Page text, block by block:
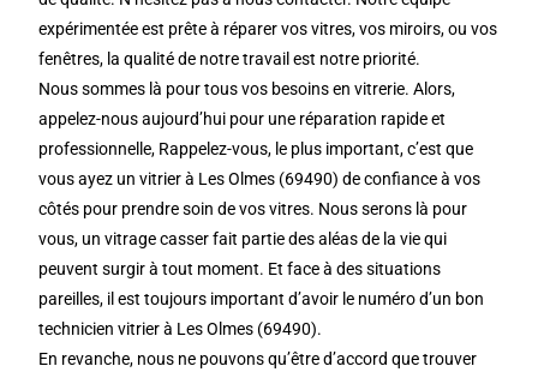
expérimentée est prête à réparer vos vitres, vos miroirs, ou vos
fenêtres, la qualité de notre travail est notre priorité.
Nous sommes là pour tous vos besoins en vitrerie. Alors,
appelez-nous aujourd’hui pour une réparation rapide et
professionnelle, Rappelez-vous, le plus important, c’est que
vous ayez un vitrier à Les Olmes (69490) de confiance à vos
côtés pour prendre soin de vos vitres. Nous serons là pour
vous, un vitrage casser fait partie des aléas de la vie qui
peuvent surgir à tout moment. Et face à des situations
pareilles, il est toujours important d’avoir le numéro d’un bon
technicien vitrier à Les Olmes (69490).
En revanche, nous ne pouvons qu’être d’accord que trouver